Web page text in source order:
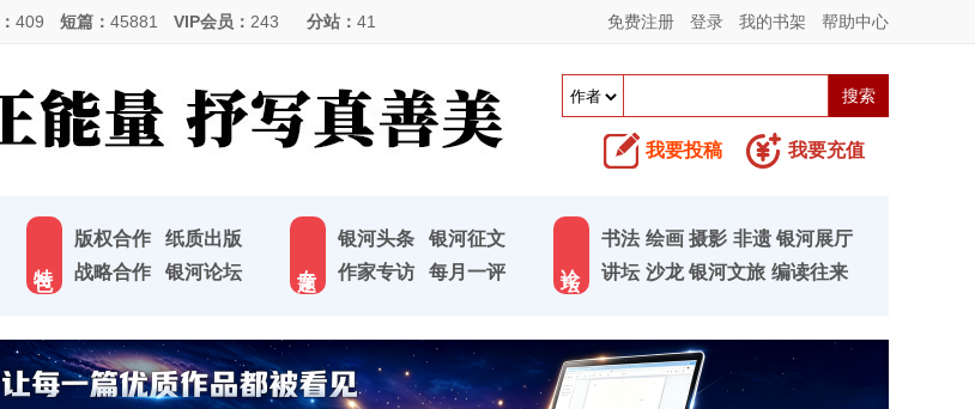
409 短篇： 45881 VIP会员： 243 分站： 41 免费注册 登录 我的书架 帮助中心
我要投稿 我要充值
版权合作
纸质出版
战略合作
银河论坛
银河头条
银河征文
作家专访
每月一评
书法 绘画 摄影 非遗 银河展厅
讲坛 沙龙 银河文旅 编读往来